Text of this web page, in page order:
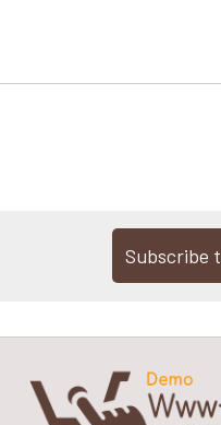
Subscribe